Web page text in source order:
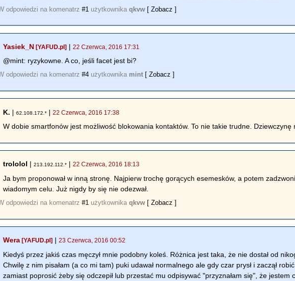
odpowiedzi na komenatrz#1 użytkownikaqkvw [ Zobacz ]
Yasiek_N [YAFUD.pl] |22 Czerwca, 2016 17:31
@mint: ryzykowne. A co, jeśli facet jest bi?
odpowiedzi na komenatrz#4 użytkownika mint [ Zobacz ]
K. |62.108.172.* |22 Czerwca, 2016 17:38
W dobie smartfonów jest możliwość blokowania kontaktów. To nie takie trudne. Dziewczynę
trololol |213.192.112.* |22 Czerwca, 2016 18:13
Ja bym proponował w inną stronę. Najpierw trochę gorących esemesków, a potem
wiadomym celu. Już nigdy by się nie odezwał.
odpowiedzi na komenatrz#1 użytkownikaqkvw [ Zobacz ]
Wera [YAFUD.pl] |23 Czerwca, 2016 00:52
Kiedyś przez jakiś czas męczył mnie podobny koleś. Różnica jest taka, że nie dostał od
Chwilę z nim pisałam (a co mi tam) puki udawał normalnego ale gdy czar prysł i zaczął
zamiast poprosić żeby się odczepił lub przestać mu odpisywać "przyznałam się", że jestem